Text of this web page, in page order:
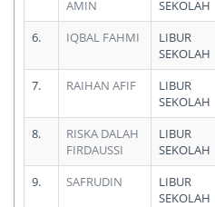
AMIN
SEKOLAH
6.
IQBAL FAHMI
LIBUR
SEKOLAH
7.
RAIHAN AFIF
LIBUR
SEKOLAH
8.
RISKA DALAH
FIRDAUSSI
LIBUR
SEKOLAH
9.
SAFRUDIN
LIBUR
SEKOLAH